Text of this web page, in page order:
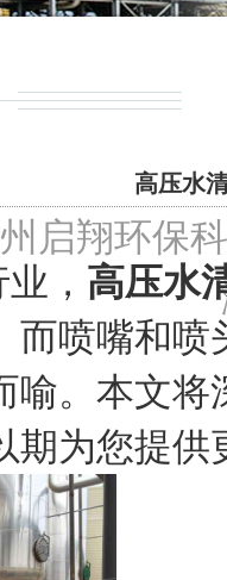
高压水
启翔环保
， 高压水
而喷嘴和
喻。本文
期为您提供